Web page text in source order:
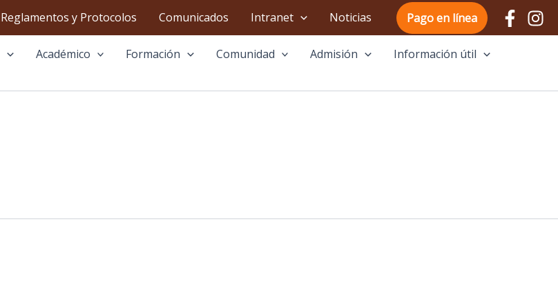
Reglamentos y Protocolos Comunicados Intranet Noticias Pago en línea
Académico Formación Comunidad Admisión
Información útil